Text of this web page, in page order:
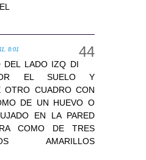
8:01
DEL LADO IZQ DI
EL SUELO Y
OTRO CUADRO CON
DE UN HUEVO O
EN LA PARED
COMO DE TRES
AMARILLOS